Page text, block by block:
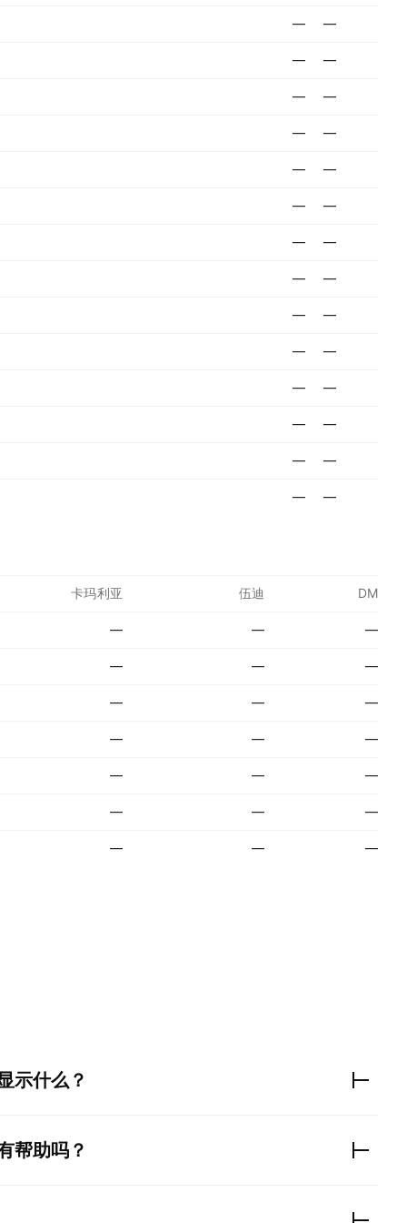
— —
— —
— —
— —
— —
— —
— —
— —
— —
— —
— —
— —
— —
— —
卡玛利亚 伍迪 DM
— — —
— — —
— — —
— — —
— — —
— — —
— — —
示什么？
帮助吗？